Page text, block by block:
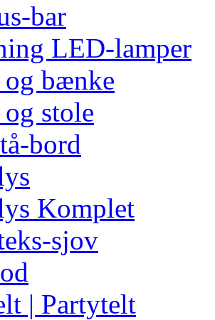
bar
LED-lamper
bænke
stole
bord
Komplet
sjov
| Partytelt